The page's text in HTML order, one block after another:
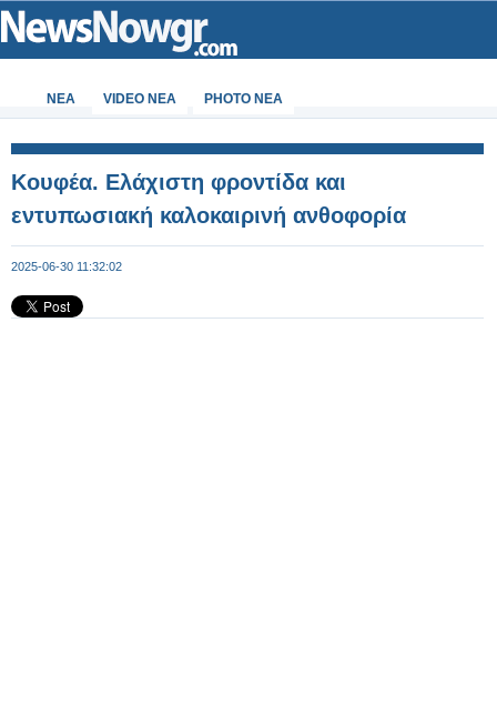
ΝΕΑ VIDEO NEA PHOTO NEA
Κουφέα. Ελάχιστη φροντίδα και
εντυπωσιακή καλοκαιρινή ανθοφορία
2025-06-30 11:32:02